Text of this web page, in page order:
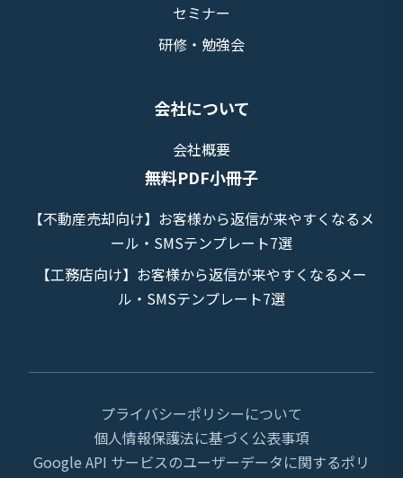
セミナー
研修・勉強会
会社について
会社概要
無料PDF小冊子
【不動産売却向け】お客様から返信が来やすくなるメ
ール・SMSテンプレート7選
【工務店向け】お客様から返信が来やすくなるメー
ル・SMSテンプレート7選
プライバシーポリシーについて
個人情報保護法に基づく公表事項
Google API サービスのユーザーデータに関するポリ